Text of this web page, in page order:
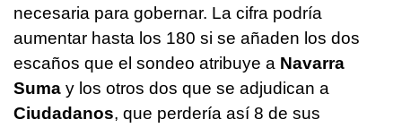
necesaria para gobernar. La cifra podría
aumentar hasta los 180 si se añaden los dos
escaños que el sondeo atribuye a Navarra
Suma y los otros dos que se adjudican a
Ciudadanos, que perdería así 8 de sus